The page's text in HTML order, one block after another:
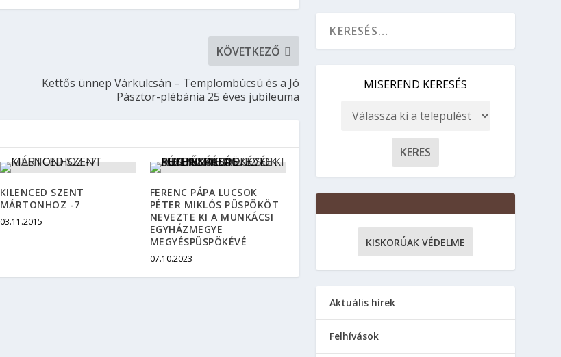
KÖVETKEZŐ
Kettős ünnep Várkulcsán – Templombúcsú és a Jó
Pásztor-plébánia 25 éves jubileuma
KILENCED SZENT
MÁRTONHOZ -7
03.11.2015
FERENC PÁPA LUCSOK
PÉTER MIKLÓS PÜSPÖKÖT
NEVEZTE KI A MUNKÁCSI
EGYHÁZMEGYE
MEGYÉSPÜSPÖKÉVÉ
07.10.2023
MISEREND KERESÉS
KISKORÚAK VÉDELME
Aktuális hírek
Felhívások